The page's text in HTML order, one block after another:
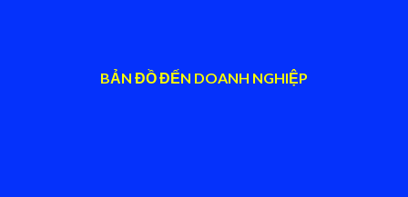
BẢN ĐỒ ĐẾN DOANH NGHIỆP